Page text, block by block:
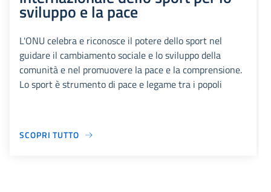
sviluppo e la pace
L'ONU celebra e riconosce il potere dello sport nel
guidare il cambiamento sociale e lo sviluppo della
comunità e nel promuovere la pace e la comprensione.
Lo sport è strumento di pace e legame tra i popoli
SCOPRI TUTTO